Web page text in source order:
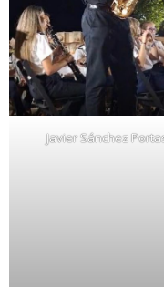
Javier Sánchez